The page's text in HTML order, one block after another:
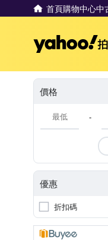
首頁購物中心中
價格
-
優惠
折扣碼